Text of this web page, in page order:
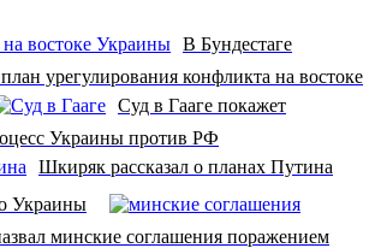
В Бундестаге
урегулирования конфликта на востоке
Суд в Гааге покажет
Украины против РФ
Шкиряк рассказал о планах Путина
Украины
минские соглашения поражением